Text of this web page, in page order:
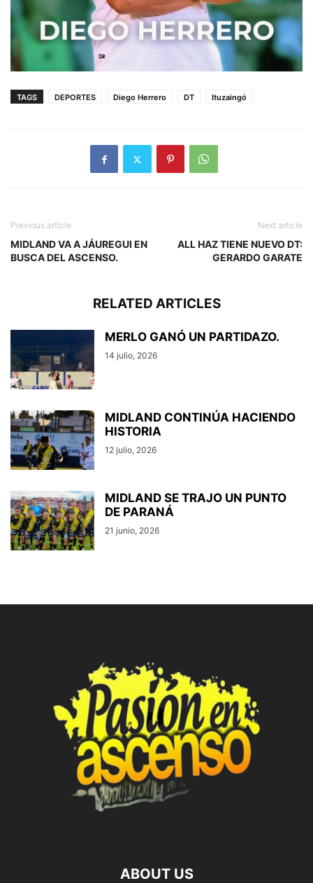
TAGS DEPORTES Diego Herrero DT Ituzaingó
Previous article
MIDLAND VA A JÁUREGUI EN
BUSCA DEL ASCENSO.
Next article
ALL HAZ TIENE NUEVO DT:
GERARDO GARATE
RELATED ARTICLES
MERLO GANÓ UN PARTIDAZO.
14 julio, 2026
MIDLAND CONTINÚA HACIENDO
HISTORIA
12 julio, 2026
MIDLAND SE TRAJO UN PUNTO
DE PARANÁ
21 junio, 2026
ABOUT US